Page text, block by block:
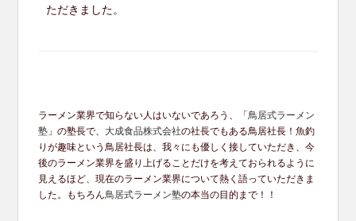
ただきました。
ラーメン業界で知らない人はいないであろう、「 鳥居式ラーメン
塾」の塾長で、 大成食品株式会社の社長でもある鳥居社長！魚釣
りが趣味という鳥居社長は、我々にも優しく接していただき、今
後のラーメン業界を盛り上げることだけを考えておられるように
見えるほど、現在のラーメン業界について熱く語っていただきま
した。もちろん鳥居式ラーメン塾の本当の目的まで！！